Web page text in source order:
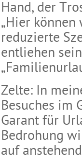
Hand, der
„Hier können
reduzierte
entliehen
Zelte: In
Besuches im
Garant für
Bedrohung
auf